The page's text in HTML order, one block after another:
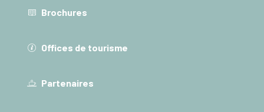
Brochures
Offices de tourisme
Partenaires